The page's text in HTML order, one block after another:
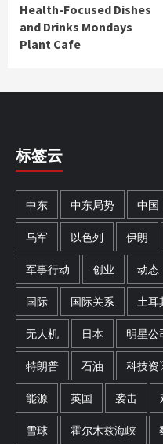
Health-Focused Dishes
and Drinks Mondays
Plant Cafe
标签云
中东 中东局势 中国
乌军 以色列 伊朗
军事行动 创业 动态
国际 国际关系 土耳
无人机 日本 明星公
特朗普 石油 科技资
能源 英国 袭击
雪球 霍尔木兹海峡